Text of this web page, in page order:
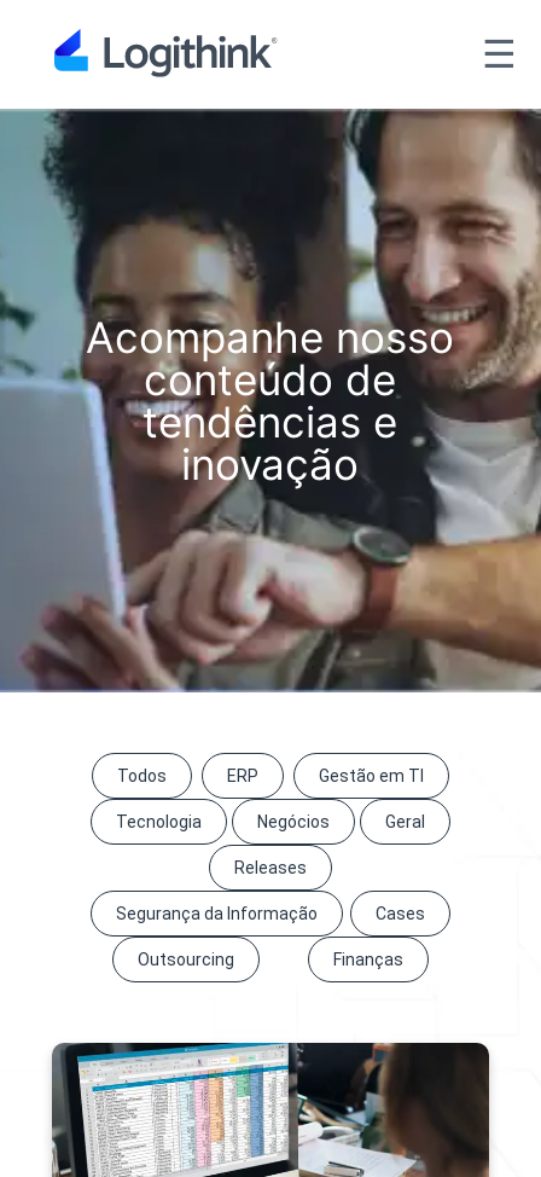
☰
Acompanhe nosso
conteúdo de
tendências e
inovação
Todos ERP Gestão em TI
Tecnologia Negócios Geral
Releases
Segurança da Informação Cases
Outsourcing Finanças